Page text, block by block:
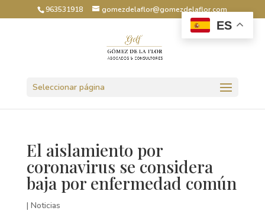
963531918 gomezdelaflor@gomezdelaflor.com
Seleccionar página
El aislamiento por
coronavirus se considera
baja por enfermedad común
| Noticias
ES